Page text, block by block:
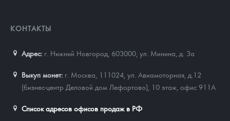
КОНТАКТЫ
Адрес: г. Нижний Новгород, 603000 ул. Минина, д. 3а
Выкуп монет: г. Москва, 111024, ул. Авиамоторная, д.12
(бизнес-центр Деловой дом Лефортово), 10 этаж, офис 911А
Список адресов офисов продаж в РФ